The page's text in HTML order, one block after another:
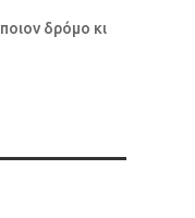
δρόμο κι